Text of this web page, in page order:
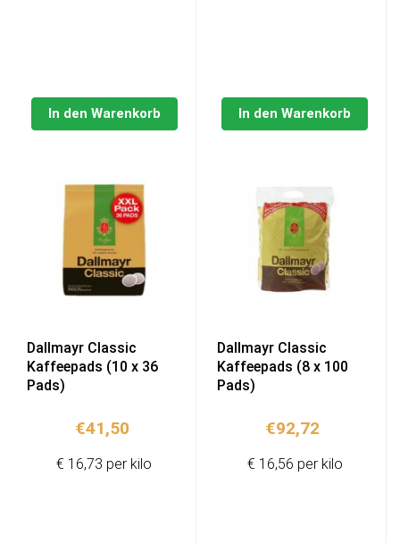
In den Warenkorb In den Warenkorb
Dallmayr Classic
Kaffeepads (10 x 36
Pads)
€41,50
€ 16,73 per kilo
Dallmayr Classic
Kaffeepads (8 x 100
Pads)
€92,72
€ 16,56 per kilo